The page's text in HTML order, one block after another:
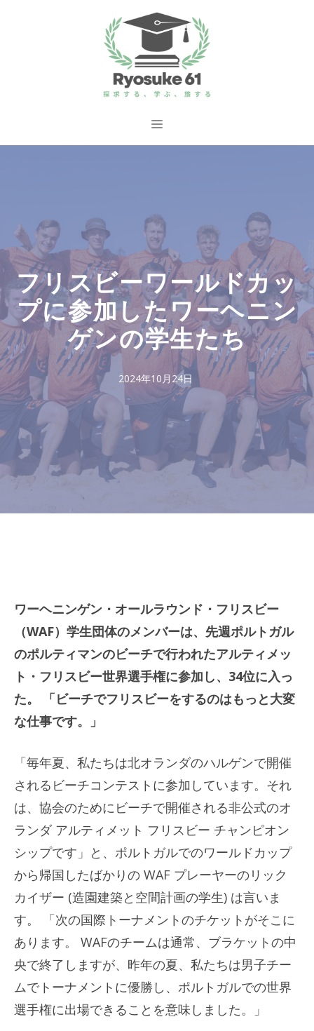
ス
メ
ー
フリスビーワールドカッ
プに参加したワーヘニン
ゲンの学生たち
2024年10月24日
ワーヘニンゲン・オールラウンド・フリスビー
（WAF）学生団体のメンバーは、先週ポルトガル
のポルティマンのビーチで行われたアルティメッ
ト・フリスビー世界選手権に参加し、34位に入っ
た。 「ビーチでフリスビーをするのはもっと大変
な仕事です。」
「毎年夏、私たちは北オランダのハルゲンで開催
されるビーチコンテストに参加しています。それ
は、協会のためにビーチで開催される非公式のオ
ランダ アルティメット フリスビー チャンピオン
シップです」と、ポルトガルでのワールドカップ
から帰国したばかりの WAF プレーヤーのリック
カイザー (造園建築と空間計画の学生) は言いま
す。 「次の国際トーナメントのチケットがそこに
あります。 WAFのチームは通常、ブラケットの中
央で終了しますが、昨年の夏、私たちは男子チー
ムでトーナメントに優勝し、ポルトガルでの世界
選手権に出場できることを意味しました。」